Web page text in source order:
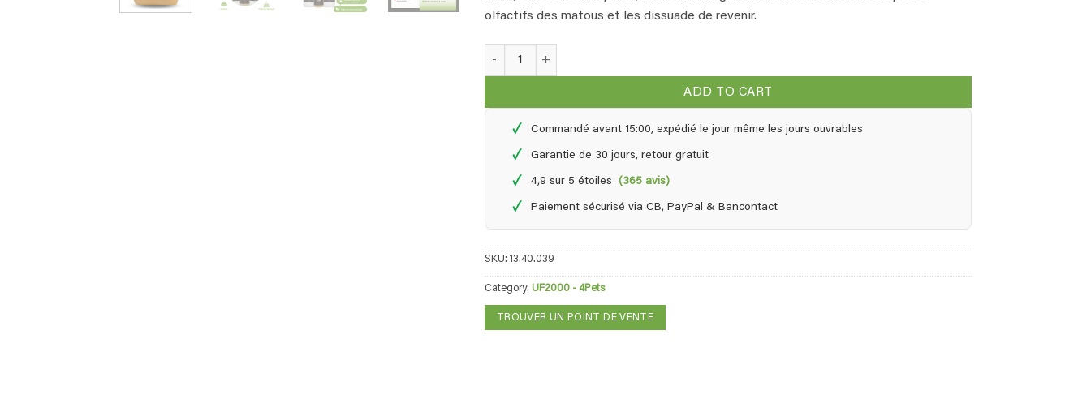
olfactifs des matous et les dissuade de revenir.
UF2000 pour animaux - 2,5 litres quantity
ADD TO CART
✓ Commandé avant 15:00, expédié le jour même les jours ouvrables
✓ Garantie de 30 jours, retour gratuit
✓ 4,9 sur 5 étoiles(365 avis)
✓ Paiement sécurisé via CB, PayPal & Bancontact
SKU: 13.40.039
Category: UF2000 - 4Pets
TROUVER UN POINT DE VENTE